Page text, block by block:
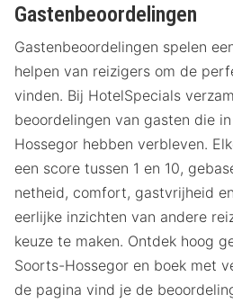
Gastenbeoordelingen
Gastenbeoordelingen spelen
helpen van reizigers om de
vinden. Bij HotelSpecials
beoordelingen van gasten die
Hossegor hebben verbleven.
een score tussen 1 en 10,
netheid, comfort, gastvrijheid
eerlijke inzichten van andere
keuze te maken. Ontdek hoog
Soorts-Hossegor en boek met
de pagina vind je de